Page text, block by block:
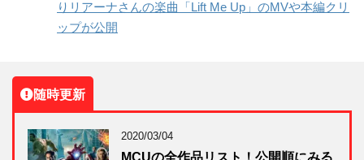
りリアーナさんの楽曲「Lift Me Up」のMVや本編クリ
ップが公開
随時更新
2020/03/04
MCUの全作品リスト！公開順にみる